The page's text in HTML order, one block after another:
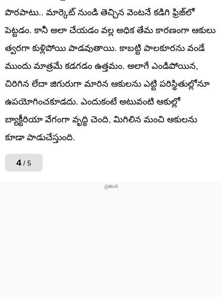
పొరపాటు.. మార్కెట్ నుండి తెచ్చిన వెంటనే కడిగి ఫ్రిజ్‌లో
పెట్టడం. కానీ అలా చేయడం వల్ల అధిక తేమ కారణంగా ఆకులు
త్వరగా కుళ్లిపోయి పాడవుతాయి. కాబట్టి పాలకూరను వండే
ముందు మాత్రమే కడగడం ఉత్తమం. అలాగే ఎండిపోయిన,
చిరిగిన లేదా జిగురుగా మారిన ఆకులను ఎట్టి పరిస్థితుల్లోనూ
ఉపయోగించకూడదు. ఎందుకంటే అటువంటి ఆకుల్లో
బ్యాక్టీరియా వేగంగా వృద్ధి చెంది, మిగిలిన మంచి ఆకులను
కూడా పాడుచేస్తుంది.
4 / 5